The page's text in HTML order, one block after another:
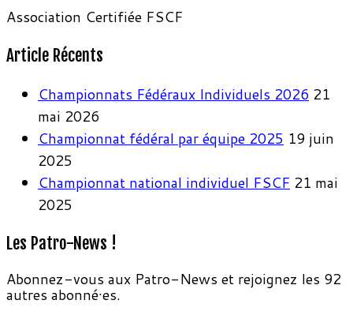
Association Certifiée FSCF
Article Récents
Championnats Fédéraux Individuels 2026 21
mai 2026
Championnat fédéral par équipe 2025 19 juin
2025
Championnat national individuel FSCF 21 mai
2025
Les Patro-News !
Abonnez-vous aux Patro-News et rejoignez les 92
autres abonné·es.